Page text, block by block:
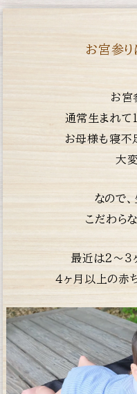
お宮参
お宮
通常生まれて
お母様も寝不
大
なので、
こだわら
最近は２〜３
４ヶ月以上の赤